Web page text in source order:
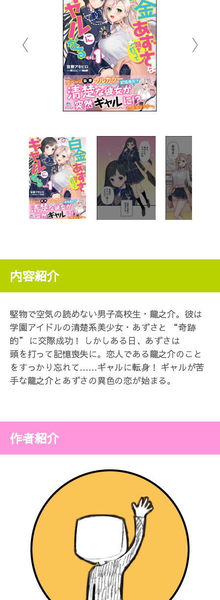
内容紹介
堅物で空気の読めない男子高校生・龍之介。彼は
学園アイドルの清楚系美少女・あずさと “奇跡
的” に交際成功！ しかしある日、あずさは
頭を打って記憶喪失に。恋人である龍之介のこと
をすっかり忘れて……ギャルに転身！ ギャルが苦
手な龍之介とあずさの異色の恋が始まる。
作者紹介